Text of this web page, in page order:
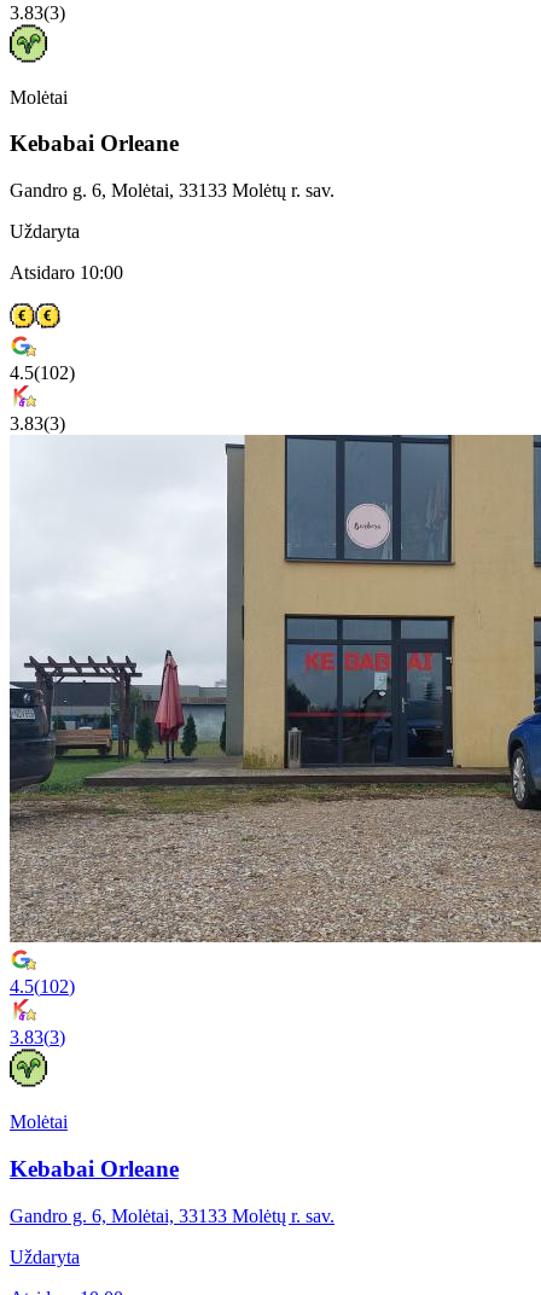
3.83(3)
Molėtai
Kebabai Orleane
Gandro g. 6, Molėtai, 33133 Molėtų r. sav.
Uždaryta
Atsidaro 10:00
4.5(102)
3.83(3)
4.5(102)
3.83(3)
Molėtai
Kebabai Orleane
Gandro g. 6, Molėtai, 33133 Molėtų r. sav.
Uždaryta